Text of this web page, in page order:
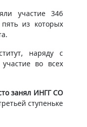
участие 346
из которых
наряду с
во всех
занял ИНГГ СО
ступеньке